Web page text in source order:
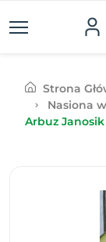
Strona
Nasiona
Arbuz Janosik